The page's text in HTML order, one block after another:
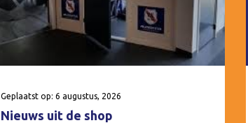
Geplaatst op: 6 augustus, 2026
Nieuws uit de shop